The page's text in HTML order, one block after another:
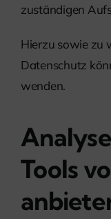
zuständigen
Hierzu sowie zu
Datenschutz
wenden.
Tools